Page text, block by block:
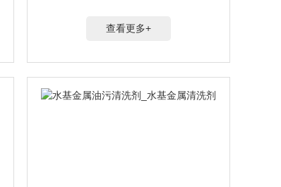
查看更多+